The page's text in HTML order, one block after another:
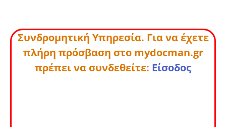
Συνδρομητική Υπηρεσία. Για να έχετε
πλήρη πρόσβαση στο mydocman.gr
πρέπει να συνδεθείτε: Είσοδος